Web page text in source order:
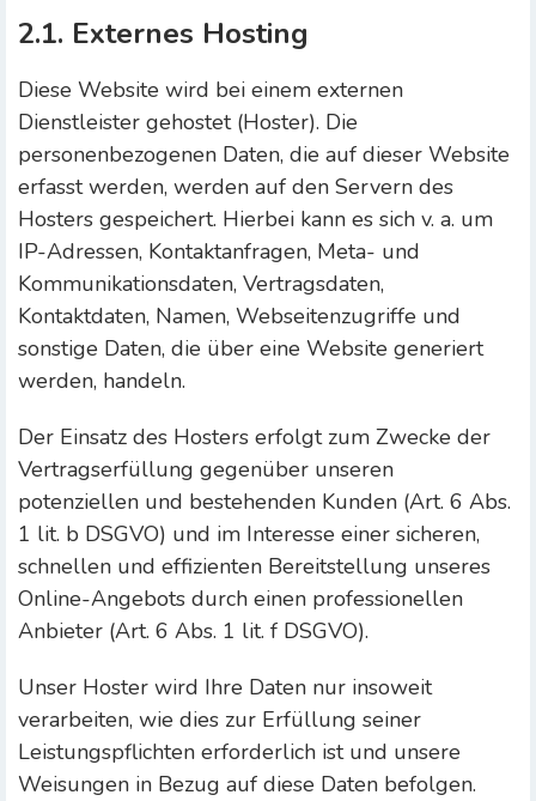
2.1. Externes Hosting
Diese Website wird bei einem externen
Dienstleister gehostet (Hoster). Die
personenbezogenen Daten, die auf dieser Website
erfasst werden, werden auf den Servern des
Hosters gespeichert. Hierbei kann es sich v. a. um
IP-Adressen, Kontaktanfragen, Meta- und
Kommunikationsdaten, Vertragsdaten,
Kontaktdaten, Namen, Webseitenzugriffe und
sonstige Daten, die über eine Website generiert
werden, handeln.
Der Einsatz des Hosters erfolgt zum Zwecke der
Vertragserfüllung gegenüber unseren
potenziellen und bestehenden Kunden (Art. 6 Abs.
1 lit. b DSGVO) und im Interesse einer sicheren,
schnellen und effizienten Bereitstellung unseres
Online-Angebots durch einen professionellen
Anbieter (Art. 6 Abs. 1 lit. f DSGVO).
Unser Hoster wird Ihre Daten nur insoweit
verarbeiten, wie dies zur Erfüllung seiner
Leistungspflichten erforderlich ist und unsere
Weisungen in Bezug auf diese Daten befolgen.